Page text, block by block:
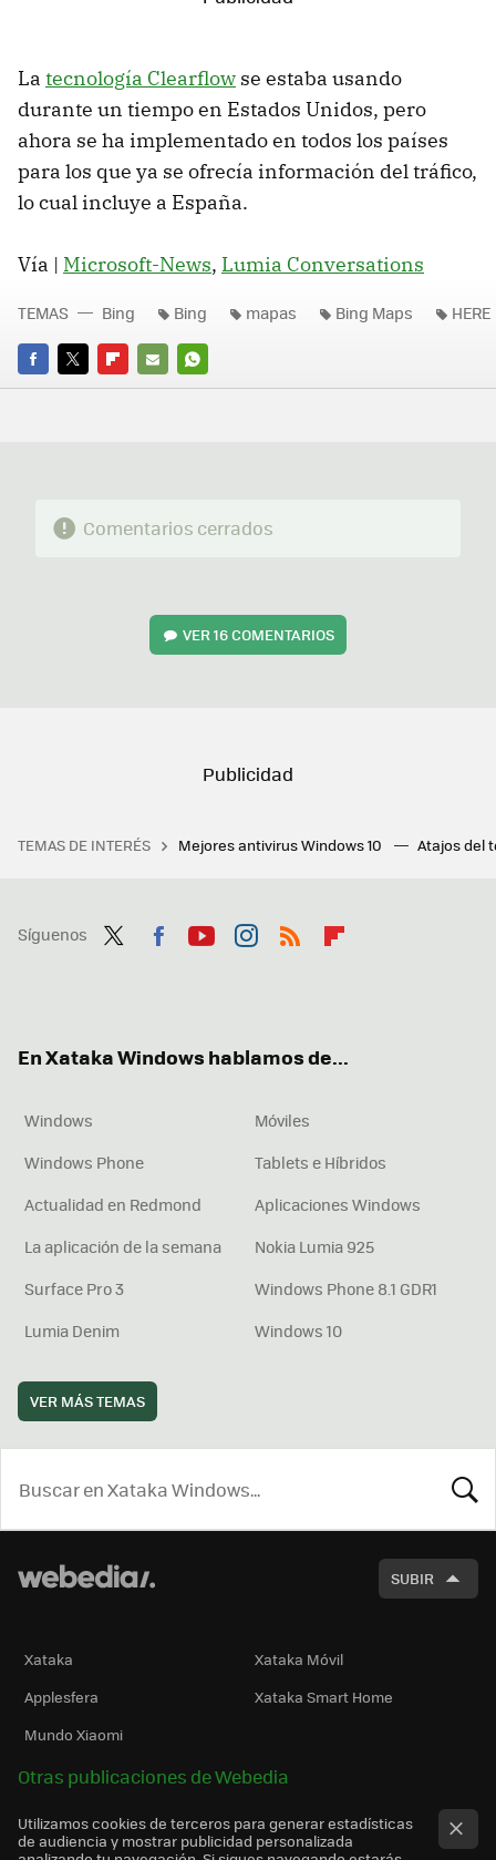
La tecnología Clearflow se estaba usando
durante un tiempo en Estados Unidos, pero
ahora se ha implementado en todos los países
para los que ya se ofrecía información del tráfico,
lo cual incluye a España.
Vía | Microsoft-News, Lumia Conversations
FACEBOOK
TWITTERFLIPBOARD
E-
WHATSAPP
TEMAS Bing Bing mapas Bing Maps HERE
Comentarios cerrados
VER16 COMENTARIOS
TEMAS DE INTERÉS Mejores antivirus Windows 10 Atajos del
Síguenos
En Xataka Windows hablamos de...
Windows
Móviles
Windows Phone
Tablets e Híbridos
Actualidad en Redmond
Aplicaciones Windows
La aplicación de la semana
Nokia Lumia 925
Surface Pro 3
Windows Phone 8.1 GDR1
Lumia Denim
Windows 10
VER MÁS TEMAS
SUBIR
Xataka
Xataka Móvil
Applesfera
Xataka Smart Home
Mundo Xiaomi
Otras publicaciones de Webedia
Utilizamos cookies de terceros para generar estadísticas
de audiencia y mostrar publicidad personalizada